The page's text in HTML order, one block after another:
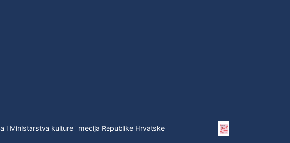
i Ministarstva kulture i medija Republike Hrvatske